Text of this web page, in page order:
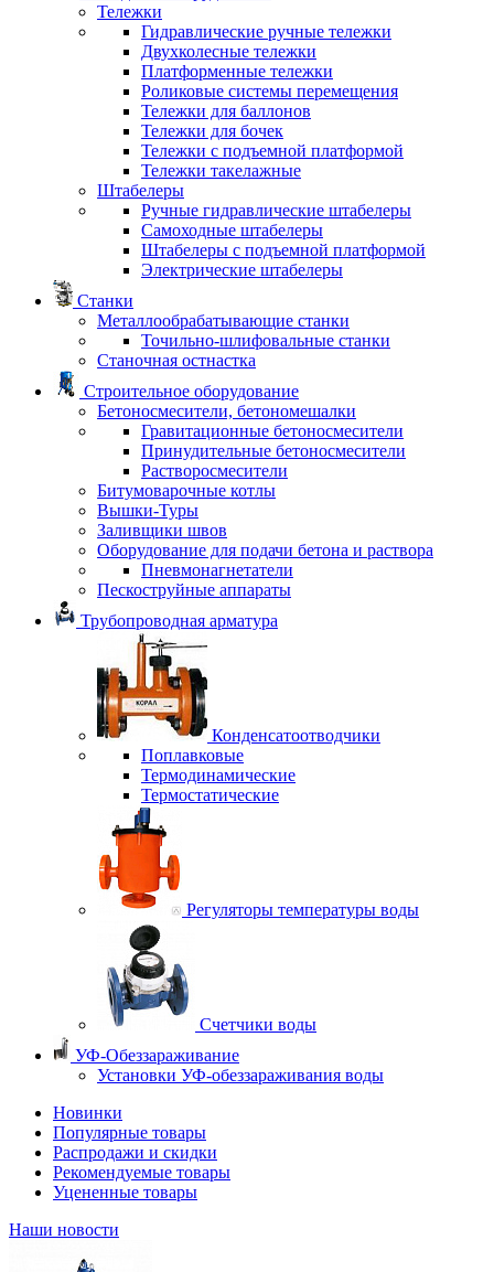
Тележки
Гидравлические ручные тележки
Двухколесные тележки
Платформенные тележки
Роликовые системы перемещения
Тележки для баллонов
Тележки для бочек
Тележки с подъемной платформой
Тележки такелажные
Штабелеры
Ручные гидравлические штабелеры
Самоходные штабелеры
Штабелеры с подъемной платформой
Электрические штабелеры
Станки
Металлообрабатывающие станки
Точильно-шлифовальные станки
Станочная остнастка
Строительное оборудование
Бетоносмесители, бетономешалки
Гравитационные бетоносмесители
Принудительные бетоносмесители
Растворосмесители
Битумоварочные котлы
Вышки-Туры
Заливщики швов
Оборудование для подачи бетона и раствора
Пневмонагнетатели
Пескоструйные аппараты
Трубопроводная арматура
Конденсатоотводчики
Поплавковые
Термодинамические
Термостатические
Регуляторы температуры воды
Счетчики воды
УФ-Обеззараживание
Установки УФ-обеззараживания воды
Новинки
Популярные товары
Распродажи и скидки
Рекомендуемые товары
Уцененные товары
Наши новости